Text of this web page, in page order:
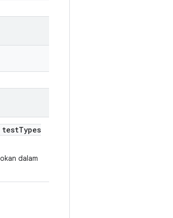
testTypes
dalam